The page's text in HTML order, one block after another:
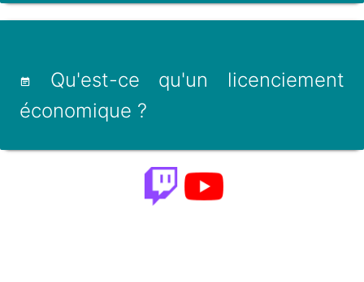
Qu'est-ce qu'un licenciement
économique ?